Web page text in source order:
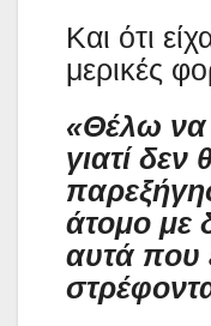
Και ότι
μερικές
«Θέλω να
γιατί
άτομο με
αυτά που